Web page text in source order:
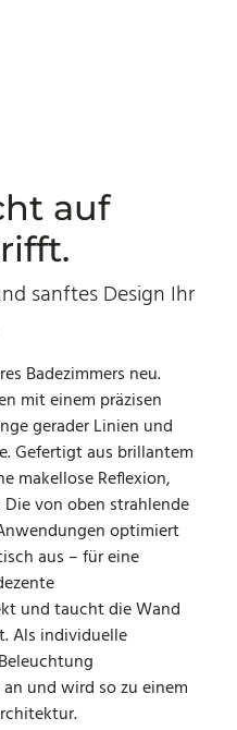
auf
sanftes Design Ihr
Badezimmers neu.
mit einem präzisen
gerader Linien und
Gefertigt aus brillantem
makellose Reflexion,
von oben strahlende
optimiert
aus – für eine
und taucht die Wand
Als individuelle
und wird so zu einem